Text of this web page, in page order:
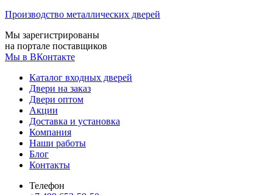
Производство металлических дверей
Мы зарегистрированы
на портале поставщиков
Мы в ВКонтакте
Каталог входных дверей
Двери на заказ
Двери оптом
Акции
Доставка и установка
Компания
Наши работы
Блог
Контакты
Телефон